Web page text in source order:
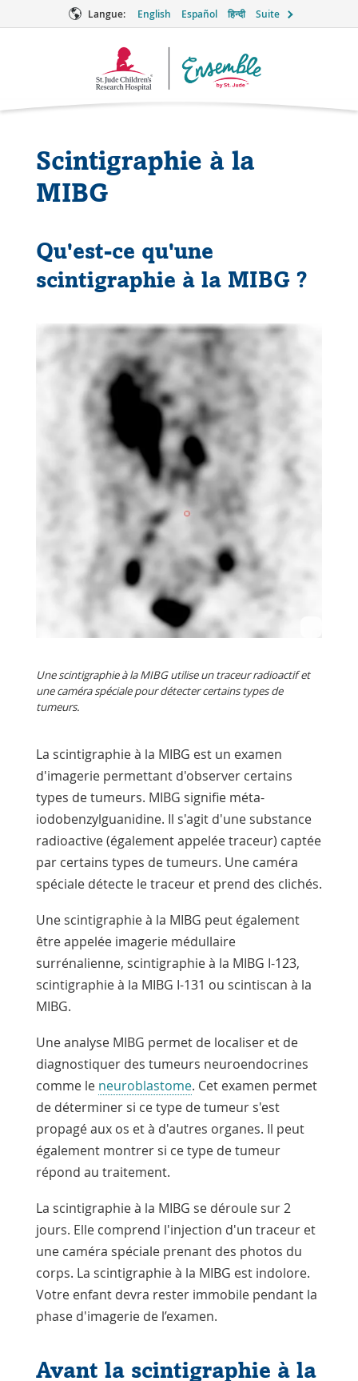
Langue: English Español हिन्दी Suite
Logo
Scintigraphie à la
MIBG
Qu'est-ce qu'une
scintigraphie à la MIBG ?
Une scintigraphie à la MIBG utilise un traceur radioactif et
une caméra spéciale pour détecter certains types de
tumeurs.
La scintigraphie à la MIBG est un examen
d'imagerie permettant d'observer certains
types de tumeurs. MIBG signifie méta-
iodobenzylguanidine. Il s'agit d'une substance
radioactive (également appelée traceur) captée
par certains types de tumeurs. Une caméra
spéciale détecte le traceur et prend des clichés.
Une scintigraphie à la MIBG peut également
être appelée imagerie médullaire
surrénalienne, scintigraphie à la MIBG I-123,
scintigraphie à la MIBG I-131 ou scintiscan à la
MIBG.
Une analyse MIBG permet de localiser et de
diagnostiquer des tumeurs neuroendocrines
comme le neuroblastome. Cet examen permet
de déterminer si ce type de tumeur s'est
propagé aux os et à d'autres organes. Il peut
également montrer si ce type de tumeur
répond au traitement.
La scintigraphie à la MIBG se déroule sur 2
jours. Elle comprend l'injection d'un traceur et
une caméra spéciale prenant des photos du
corps. La scintigraphie à la MIBG est indolore.
Votre enfant devra rester immobile pendant la
phase d'imagerie de l’examen.
Avant la scintigraphie à la